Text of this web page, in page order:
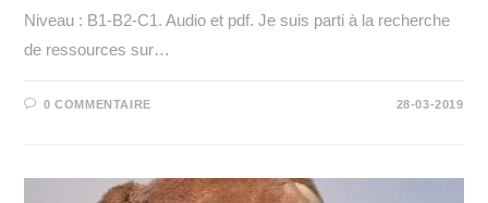
Niveau : B1-B2-C1. Audio et pdf. Je suis parti à la recherche
de ressources sur…
0 COMMENTAIRE 28-03-2019